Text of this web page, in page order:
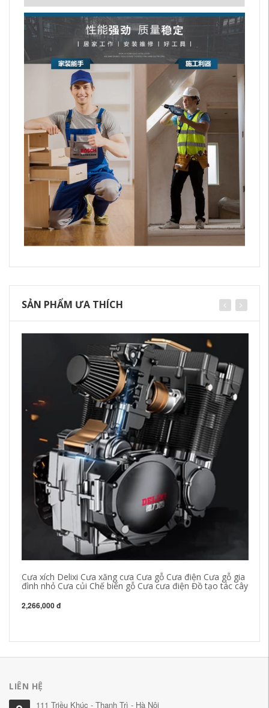
SẢN PHẨM ƯA THÍCH
Cưa xích Delixi Cưa xăng cưa Cưa gỗ Cưa điện Cưa gỗ gia
đình nhỏ Cưa củi Chế biến gỗ Cưa cưa điện Đồ tạo tác cây
2,266,000 đ
LIÊN HỆ
111 Triều Khúc - Thanh Trì - Hà Nội